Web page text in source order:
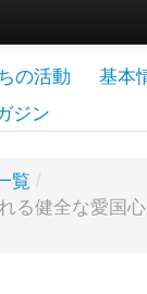
ジ
の活動
基本
ジン
覧 /
る健全な愛国